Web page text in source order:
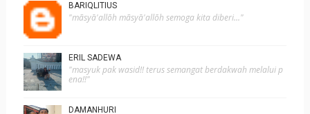
BARIQLITIUS
"mãsyā'allõh mãsyā'allõh semoga kita diberi..."
ERIL SADEWA
"masyuk pak wasid!! terus semangat berdakwah melalui p
ena!!"
DAMANHURI